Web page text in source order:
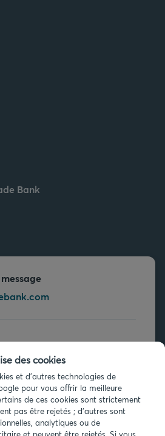
Bank
?
des cookies
et d'autres technologies de
pour vous offrir la meilleure
de ces cookies sont strictement
pas être rejetés ; d'autres sont
analytiques ou de